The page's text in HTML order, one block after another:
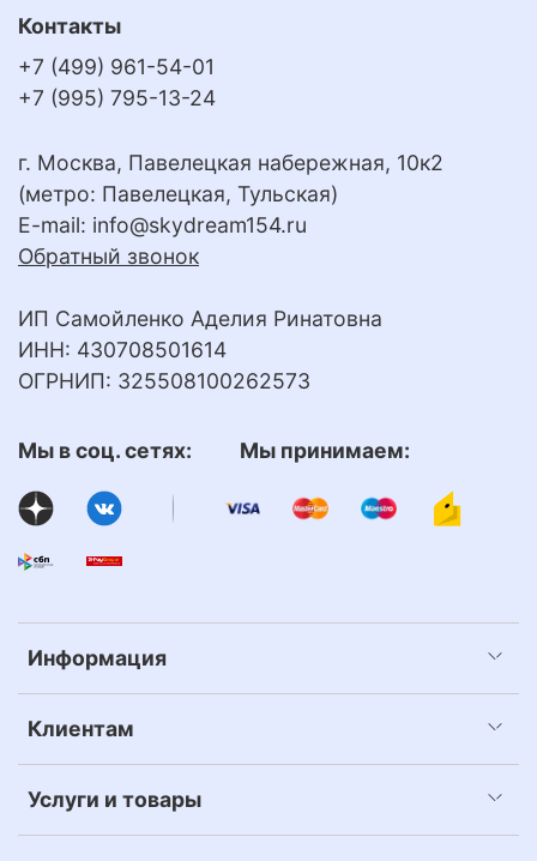
Информация
Клиентам
Услуги и товары
Контакты
+7 (499) 961-54-01
+7 (995) 795-13-24
г. Москва, Павелецкая набережная, 10к2
(метро: Павелецкая, Тульская)
E-mail: info@skydream154.ru
Обратный звонок
ИП Самойленко Аделия Ринатовна
ИНН: 430708501614
ОГРНИП: 325508100262573
Мы в соц. сетях: Мы принимаем: